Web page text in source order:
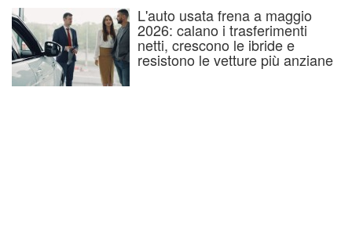
L'auto usata frena a maggio
2026: calano i trasferimenti
netti, crescono le ibride e
resistono le vetture più anziane